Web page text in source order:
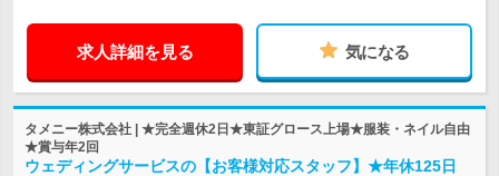
求人詳細を見る 気になる
タメニー株式会社 | ★完全週休2日★東証グロース上場★服装・ネイル自由
★賞与年2回
ウェディングサービスの【お客様対応スタッフ】★年休125日